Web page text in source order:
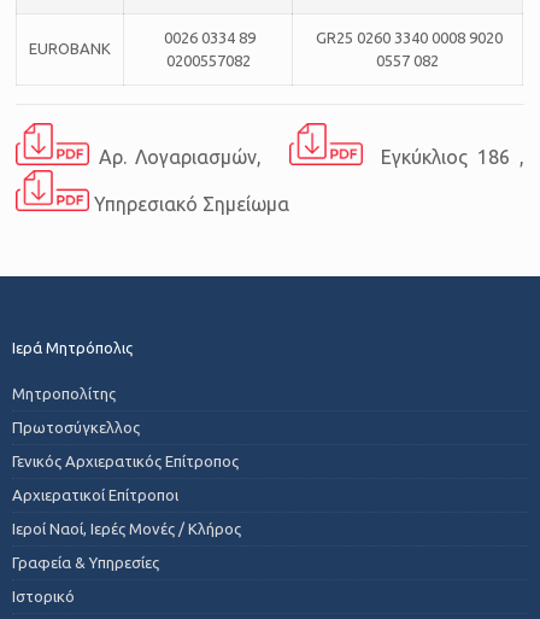
EUROBANK
0026 0334 89
0200557082
GR25 0260 3340 0008 9020
0557 082
Αρ. Λογαριασμών, Εγκύκλιος 186 ,
Υπηρεσιακό Σημείωμα
Ιερά Μητρόπολις
Μητροπολίτης
Πρωτοσύγκελλος
Γενικός Αρχιερατικός Επίτροπος
Αρχιερατικοί Επίτροποι
Ιεροί Ναοί, Ιερές Μονές / Κλήρος
Γραφεία & Υπηρεσίες
Ιστορικό